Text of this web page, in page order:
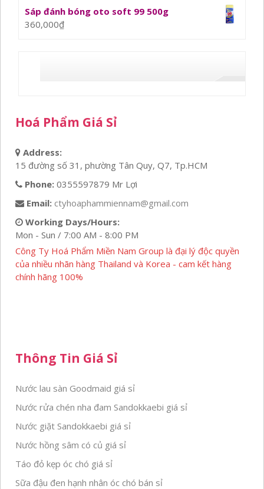
Sáp đánh bóng oto soft 99 500g
360,000₫
Hoá Phẩm Giá Sỉ
Address:
15 đường số 31, phường Tân Quy, Q7, Tp.HCM
Phone: 0355597879 Mr Lợi
Email: ctyhoaphammiennam@gmail.com
Working Days/Hours:
Mon - Sun / 7:00 AM - 8:00 PM
Công Ty Hoá Phẩm Miền Nam Group là đại lý độc quyền
của nhiều nhãn hàng Thailand và Korea - cam kết hàng
chính hãng 100%
Thông Tin Giá Sỉ
Nước lau sàn Goodmaid giá sỉ
Nước rửa chén nha đam Sandokkaebi giá sỉ
Nước giặt Sandokkaebi giá sỉ
Nước hồng sâm có củ giá sỉ
Táo đỏ kẹp óc chó giá sỉ
Sữa đậu đen hạnh nhân óc chó bán sỉ